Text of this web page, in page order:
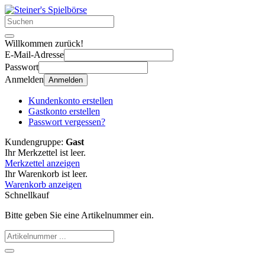
Willkommen zurück!
E-Mail-Adresse
Passwort
Anmelden Anmelden
Kundenkonto erstellen
Gastkonto erstellen
Passwort vergessen?
Kundengruppe: Gast
Ihr Merkzettel ist leer.
Merkzettel anzeigen
Ihr Warenkorb ist leer.
Warenkorb anzeigen
Schnellkauf
Bitte geben Sie eine Artikelnummer ein.